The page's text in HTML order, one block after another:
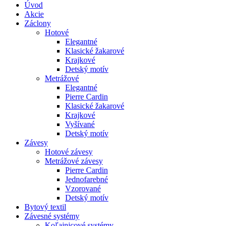
Úvod
Akcie
Záclony
Hotové
Elegantné
Klasické žakarové
Krajkové
Detský motív
Metrážové
Elegantné
Pierre Cardin
Klasické žakarové
Krajkové
Vyšívané
Detský motív
Závesy
Hotové závesy
Metrážové závesy
Pierre Cardin
Jednofarebné
Vzorované
Detský motív
Bytový textil
Závesné systémy